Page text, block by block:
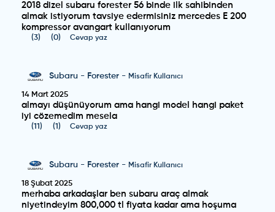
2018 dizel subaru forester 56 binde ilk sahibinden
almak istiyorum tavsiye edermisiniz mercedes E 200
kompressor avangart kullanıyorum
(3) (0) Cevap yaz
Subaru - Forester - Misafir Kullanıcı
14 Mart 2025
almayı düşünüyorum ama hangi model hangi paket
iyi cözemedim mesela
(11 ) (1 ) Cevap yaz
Subaru - Forester - Misafir Kullanıcı
18 Şubat 2025
merhaba arkadaşlar ben subaru araç almak
niyetindeyim 800,000 tl fiyata kadar ama hoşuma